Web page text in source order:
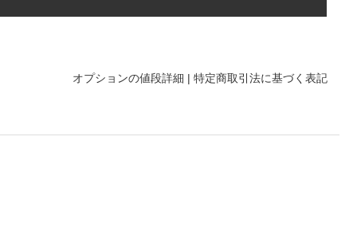
オプションの値段詳細 | 特定商取引法に基づく表記